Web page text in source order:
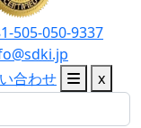
505-050-9337
合わせ
x